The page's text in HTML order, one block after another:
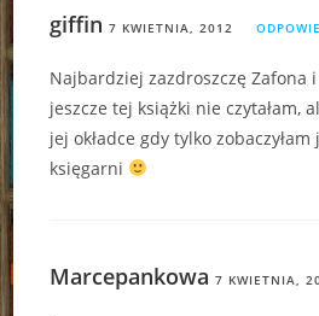
giffin 7 KWIETNIA, 2012
Najbardziej zazdroszczę Zafona
jeszcze tej książki nie czytałam,
jej okładce gdy tylko zobaczyłam
księgarni
Marcepankowa 7 KWIETNIA,